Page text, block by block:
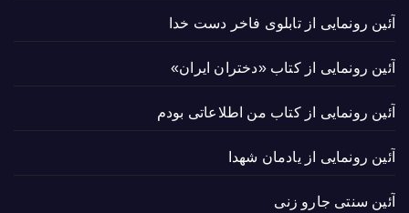
آئین رونمایی از تابلوی فاخر دست خدا
آئین رونمایی از کتاب «دختران ایران»
آئین رونمایی از کتاب من اطلاعاتی بودم
آئین رونمایی از یادمان شهدا
آئین سنتی جارو زنی